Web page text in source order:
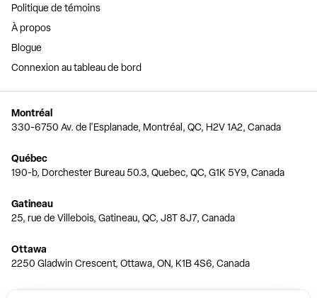
Politique de témoins
À propos
Blogue
Connexion au tableau de bord
Montréal
330-6750 Av. de l'Esplanade, Montréal, QC, H2V 1A2, Canada
Québec
190-b, Dorchester Bureau 50.3, Quebec, QC, G1K 5Y9, Canada
Gatineau
25, rue de Villebois, Gatineau, QC, J8T 8J7, Canada
Ottawa
2250 Gladwin Crescent, Ottawa, ON, K1B 4S6, Canada
Toronto